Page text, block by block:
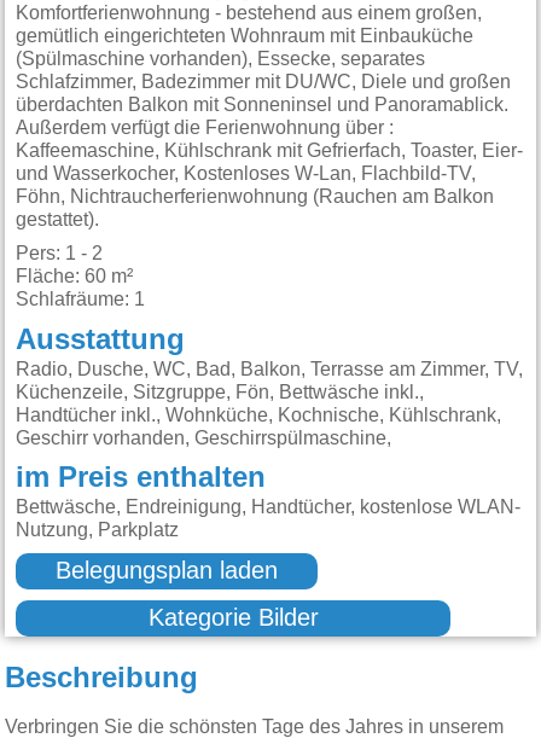
Komfortferienwohnung - bestehend aus einem großen,
gemütlich eingerichteten Wohnraum mit Einbauküche
(Spülmaschine vorhanden), Essecke, separates
Schlafzimmer, Badezimmer mit DU/WC, Diele und großen
überdachten Balkon mit Sonneninsel und Panoramablick.
Außerdem verfügt die Ferienwohnung über :
Kaffeemaschine, Kühlschrank mit Gefrierfach, Toaster, Eier-
und Wasserkocher, Kostenloses W-Lan, Flachbild-TV,
Föhn, Nichtraucherferienwohnung (Rauchen am Balkon
gestattet).
Pers: 1 - 2
Fläche: 60 m²
Schlafräume: 1
Ausstattung
Radio, Dusche, WC, Bad, Balkon, Terrasse am Zimmer, TV,
Küchenzeile, Sitzgruppe, Fön, Bettwäsche inkl.,
Handtücher inkl., Wohnküche, Kochnische, Kühlschrank,
Geschirr vorhanden, Geschirrspülmaschine,
im Preis enthalten
Bettwäsche, Endreinigung, Handtücher, kostenlose WLAN-
Nutzung, Parkplatz
Belegungsplan laden
Kategorie Bilder
Beschreibung
Verbringen Sie die schönsten Tage des Jahres in unserem